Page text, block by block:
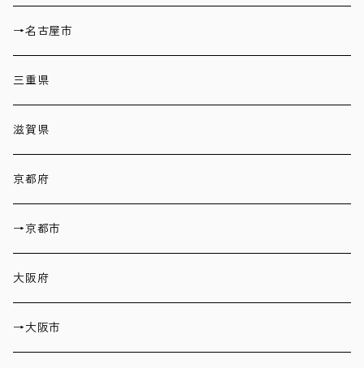
→名古屋市
三重県
滋賀県
京都府
→京都市
大阪府
→大阪市